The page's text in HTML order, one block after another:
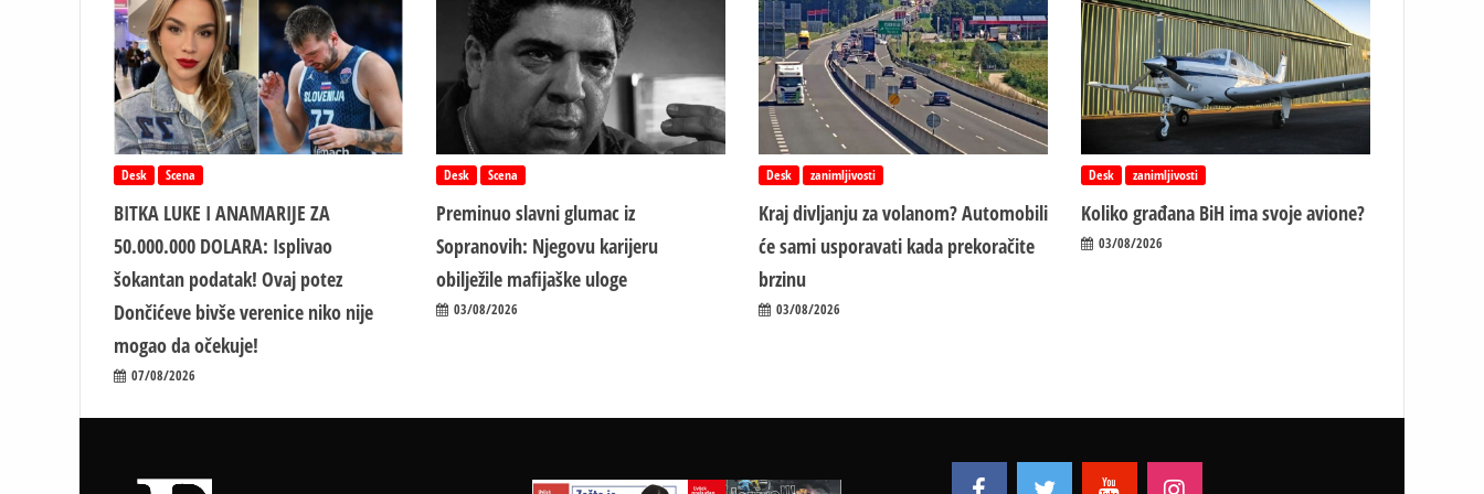
zarade
Desk Scena
BITKA LUKE I ANAMARIJE ZA
50.000.000 DOLARA: Isplivao
šokantan podatak! Ovaj potez
Dončićeve bivše verenice niko nije
mogao da očekuje!
07/08/2026
Desk Scena
Preminuo slavni glumac iz
Sopranovih: Njegovu karijeru
obilježile mafijaške uloge
03/08/2026
Desk zanimljivosti
Kraj divljanju za volanom? Automobili
će sami usporavati kada prekoračite
brzinu
03/08/2026
Desk zanimljivosti
Koliko građana BiH ima svoje avione?
03/08/2026